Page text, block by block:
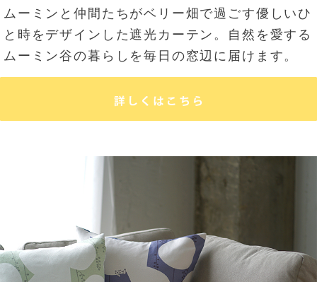
ムーミンと仲間たちがベリー畑で過ごす優しいひ
と時をデザインした遮光カーテン。自然を愛する
ムーミン谷の暮らしを毎日の窓辺に届けます。